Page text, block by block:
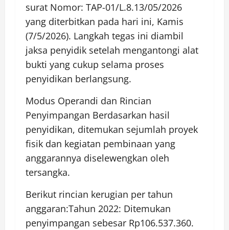
surat Nomor: TAP-01/L.8.13/05/2026
yang diterbitkan pada hari ini, Kamis
(7/5/2026). Langkah tegas ini diambil
jaksa penyidik setelah mengantongi alat
bukti yang cukup selama proses
penyidikan berlangsung.
Modus Operandi dan Rincian
Penyimpangan Berdasarkan hasil
penyidikan, ditemukan sejumlah proyek
fisik dan kegiatan pembinaan yang
anggarannya diselewengkan oleh
tersangka.
Berikut rincian kerugian per tahun
anggaran:Tahun 2022: Ditemukan
penyimpangan sebesar Rp106.537.360.